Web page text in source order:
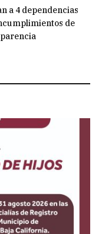
a 4 dependencias
de